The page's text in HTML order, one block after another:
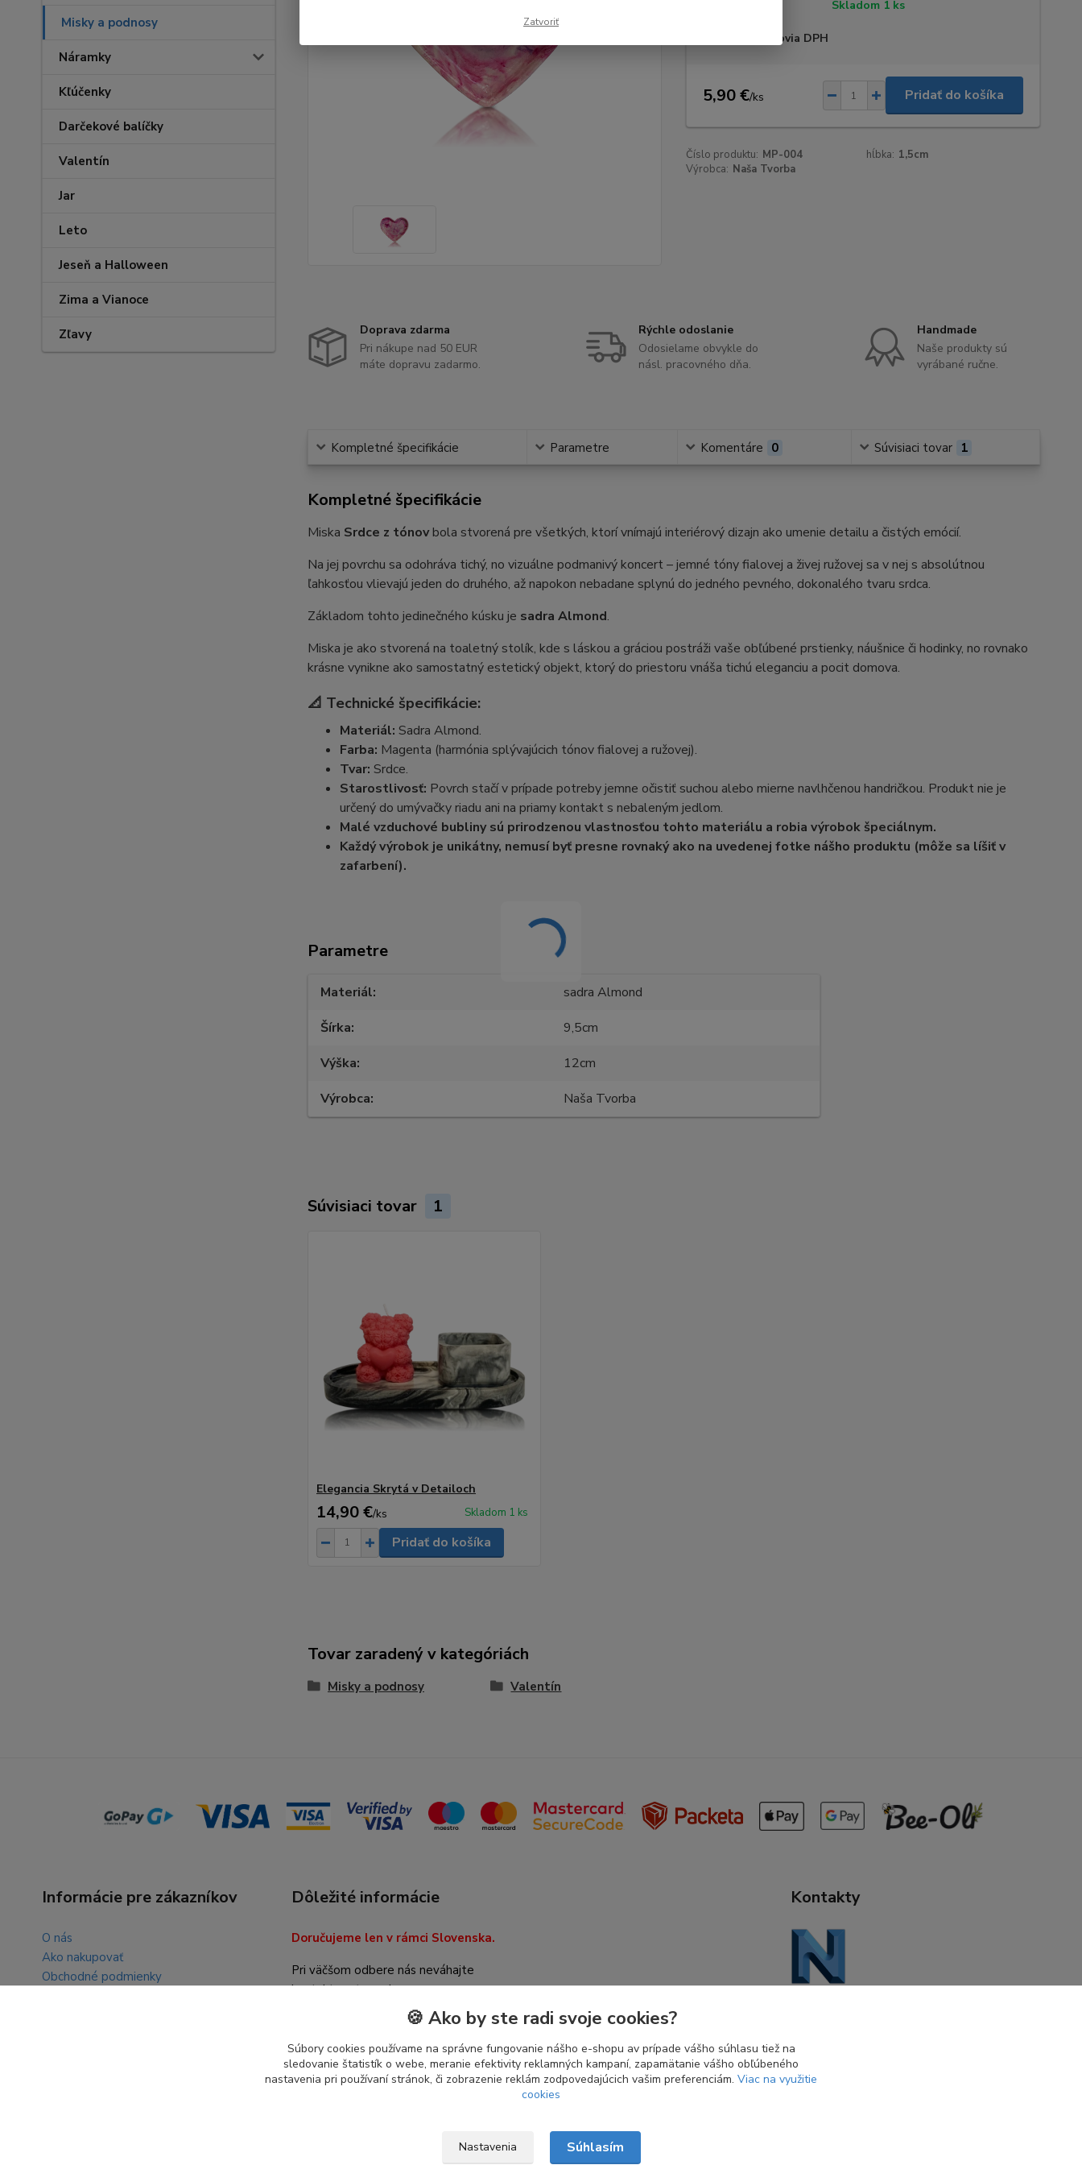
Misky a podnosy
Náramky
Kľúčenky
Darčekové balíčky
Valentín
Jar
Leto
Jeseň a Halloween
Zima a Vianoce
Zľavy
Skladom 1 ks
Nie sme platcovia DPH
5,90 €/ks Pridať do košíka
Číslo produktu: MP-004 hĺbka: 1,5cm
Výrobca: Naša Tvorba
Doprava zdarma
Pri nákupe nad 50 EUR
máte dopravu zadarmo.
Rýchle odoslanie
Odosielame obvykle do
násl. pracovného dňa.
Handmade
Naše produkty sú
vyrábané ručne.
Kompletné špecifikácie Parametre Komentáre 0 Súvisiaci tovar 1
Kompletné špecifikácie
Miska Srdce z tónovbola stvorená pre všetkých, ktorí vnímajú interiérový dizajn ako umenie detailu a čistých emócií.
Na jej povrchu sa odohráva tichý, no vizuálne podmanivý koncert – jemné tóny fialovej a živej ružovej sa v nej s absolútnou
ľahkosťou vlievajú jeden do druhého, až napokon nebadane splynú do jedného pevného, dokonalého tvaru srdca.
Základom tohto jedinečného kúsku je sadra Almond.
Miska je ako stvorená na toaletný stolík, kde s láskou a gráciou postráži vaše obľúbené prstienky, náušnice či hodinky, no rovnako
krásne vynikne ako samostatný estetický objekt, ktorý do priestoru vnáša tichú eleganciu a pocit domova.
📐 Technické špecifikácie:
Materiál: Sadra Almond.
Farba: Magenta (harmónia splývajúcich tónov fialovej a ružovej).
Tvar: Srdce.
Starostlivosť: Povrch stačí v prípade potreby jemne očistiť suchou alebo mierne navlhčenou handričkou. Produkt nie je
určený do umývačky riadu ani na priamy kontakt s nebaleným jedlom.
Malé vzduchové bubliny sú prirodzenou vlastnosťou tohto materiálu a robia výrobok špeciálnym.
Každý výrobok je unikátny, nemusí byť presne rovnaký ako na uvedenej fotke nášho produktu (môže sa líšiť v
zafarbení).
Parametre
Materiál
sadra Almond
Šírka
9,5cm
Výška
12cm
Výrobca
Naša Tvorba
Súvisiaci tovar 1
Elegancia Skrytá v Detailoch
14,90 €/ks Skladom 1 ks
Pridať do košíka
Tovar zaradený v kategóriách
Misky a podnosy Valentín
Informácie pre zákazníkov
O nás
Ako nakupovať
Obchodné podmienky
Dôležité informácie
Doručujeme len v rámci Slovenska.
Pri väčšom odbere nás neváhajte
kontaktovať na adrese
info@nasatvorba.sk.
Kontakty
(Pon-Pia 08:00-16:00)
info@nasatvorba.sk
Zatvoriť
🍪 Ako by ste radi svoje cookies?
Súbory cookies používame na správne fungovanie nášho e-shopu av prípade vášho súhlasu tiež na
sledovanie štatistík o webe, meranie efektivity reklamných kampaní, zapamätanie vášho obľúbeného
nastavenia pri používaní stránok, či zobrazenie reklám zodpovedajúcich vašim preferenciám. Viac na využitie
cookies
Nastavenia Súhlasím